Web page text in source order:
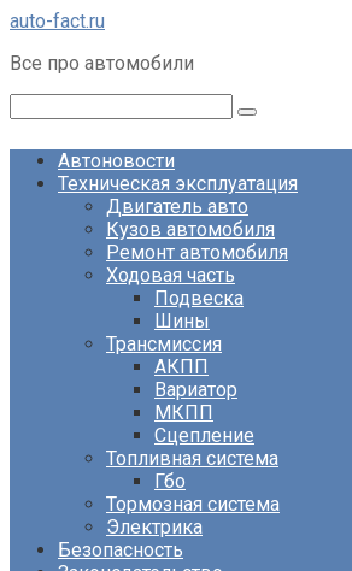
Перейти
контенту
auto-fact.ru
Все про автомобили
Автоновости
Техническая эксплуатация
Двигатель авто
Кузов автомобиля
Ремонт автомобиля
Ходовая часть
Подвеска
Шины
Трансмиссия
АКПП
Вариатор
МКПП
Сцепление
Топливная система
Гбо
Тормозная система
Электрика
Безопасность